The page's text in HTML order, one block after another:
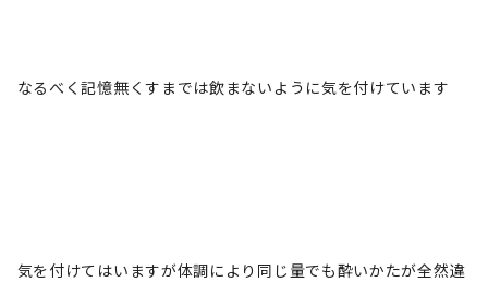
なるべく記憶無くすまでは飲まないように気を付けています
気を付けてはいますが体調により同じ量でも酔いかたが全然違